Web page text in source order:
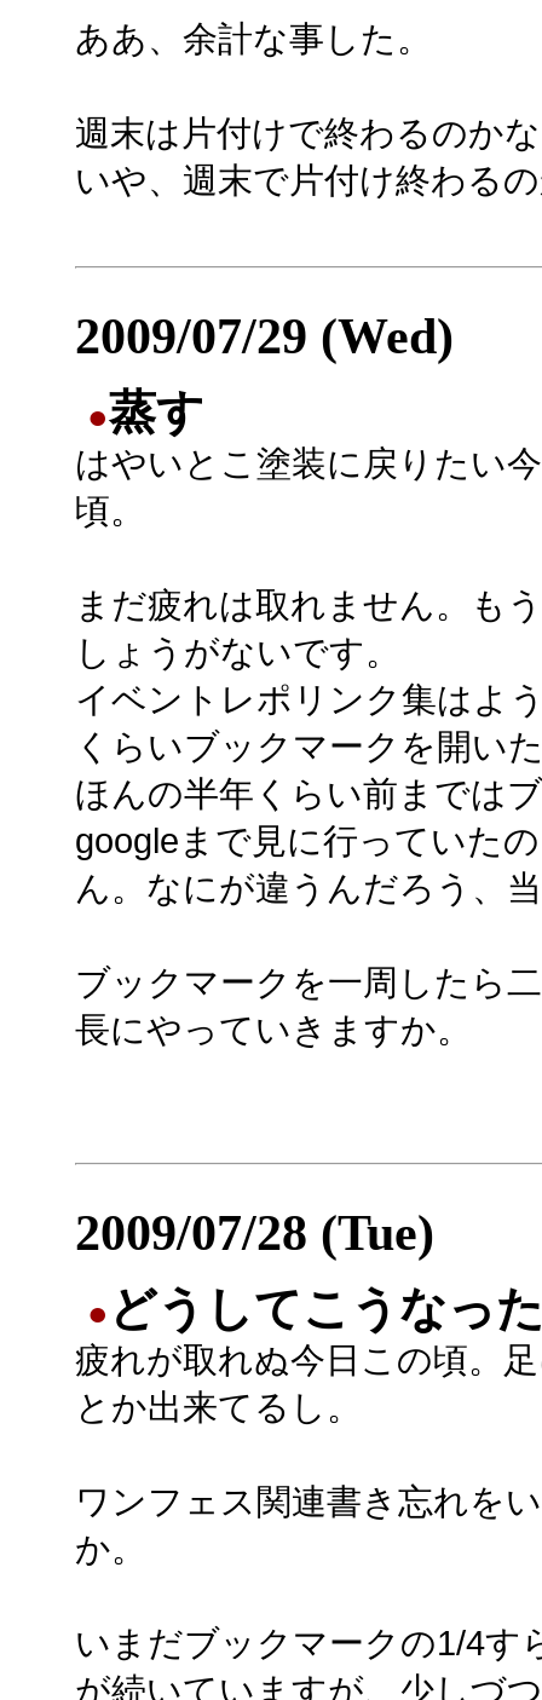
ああ、余計な事した。
週末は片付けで終わるのか
いや、週末で片付け終わる
2009/07/29 (Wed)
●蒸す
はやいとこ塗装に戻りたい
頃。
まだ疲れは取れません。も
しょうがないです。
イベントレポリンク集はよ
くらいブックマークを開い
ほんの半年くらい前までは
googleまで見に行っていた
ん。なにが違うんだろう、
ブックマークを一周したら
長にやっていきますか。
2009/07/28 (Tue)
● どうしてこうなっ
疲れが取れぬ今日この頃。
とか出来てるし。
ワンフェス関連書き忘れを
か。
いまだブックマークの1/4す
が続いていますが、少しづ